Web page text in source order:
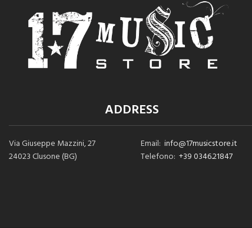
ADDRESS
Via Giuseppe Mazzini, 27
24023 Clusone (BG)
Email: info@17musicstore.it
Telefono: +39 0346.21847